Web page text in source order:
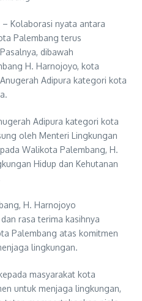
– Kolaborasi nyata antara
Palembang terus
dibawah
H. Harnojoyo, kota
Adipura kategori kota
Adipura kategori kota
oleh Menteri Lingkungan
Walikota Palembang, H.
Hidup dan Kehutanan
H. Harnojoyo
rasa terima kasihnya
Palembang atas komitmen
lingkungan.
masyarakat kota
untuk menjaga lingkungan,